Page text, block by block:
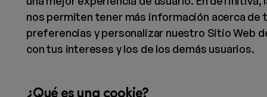
nos permiten tener más información acerca de
preferencias y personalizar nuestro Sitio Web
con tus intereses y los de los demás usuarios.
¿Qué es una cookie?